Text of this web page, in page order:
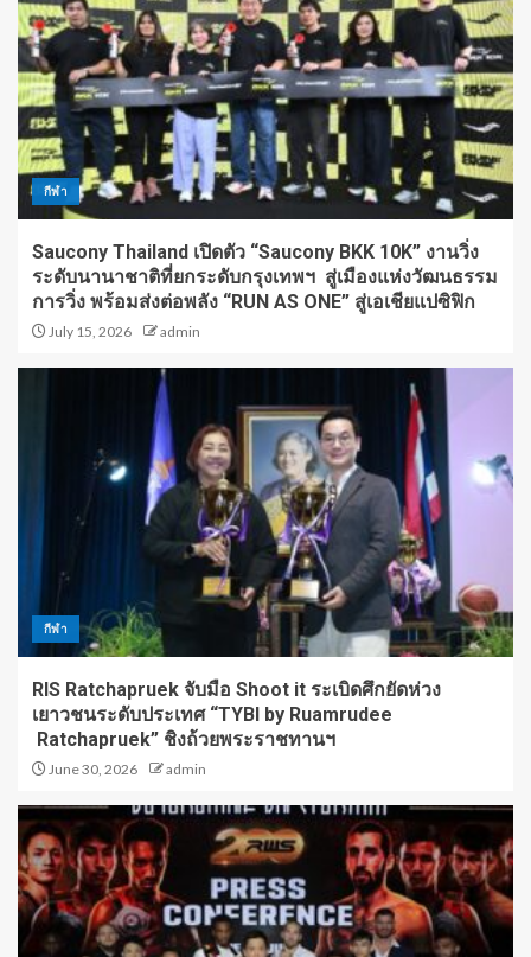
กีฬา
Saucony Thailand เปิดตัว “Saucony BKK 10K” งานวิ่ง
ระดับนานาชาติที่ยกระดับกรุงเทพฯ สู่เมืองแห่งวัฒนธรรม
การวิ่ง พร้อมส่งต่อพลัง “RUN AS ONE” สู่เอเชียแปซิฟิก
July 15, 2026 admin
กีฬา
RIS Ratchapruek จับมือ Shoot it ระเบิดศึกยัดห่วง
เยาวชนระดับประเทศ “TYBI by Ruamrudee
Ratchapruek” ชิงถ้วยพระราชทานฯ
June 30, 2026 admin